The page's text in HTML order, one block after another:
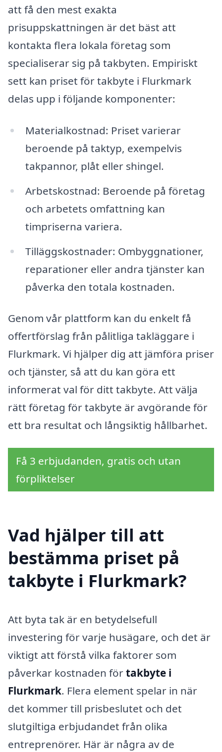
att få den mest exakta
prisuppskattningen är det bäst att
kontakta flera lokala företag som
specialiserar sig på takbyten. Empiriskt
sett kan priset för takbyte i Flurkmark
delas upp i följande komponenter:
Materialkostnad: Priset varierar
beroende på taktyp, exempelvis
takpannor, plåt eller shingel.
Arbetskostnad: Beroende på företag
och arbetets omfattning kan
timpriserna variera.
Tilläggskostnader: Ombyggnationer,
reparationer eller andra tjänster kan
påverka den totala kostnaden.
Genom vår plattform kan du enkelt få
offertförslag från pålitliga takläggare i
Flurkmark. Vi hjälper dig att jämföra priser
och tjänster, så att du kan göra ett
informerat val för ditt takbyte. Att välja
rätt företag för takbyte är avgörande för
ett bra resultat och långsiktig hållbarhet.
Få 3 erbjudanden, gratis och utan
förpliktelser
Vad hjälper till att
bestämma priset på
takbyte i Flurkmark?
Att byta tak är en betydelsefull
investering för varje husägare, och det är
viktigt att förstå vilka faktorer som
påverkar kostnaden förtakbyte i
Flurkmark. Flera element spelar in när
det kommer till prisbeslutet och det
slutgiltiga erbjudandet från olika
entreprenörer. Här är några av de